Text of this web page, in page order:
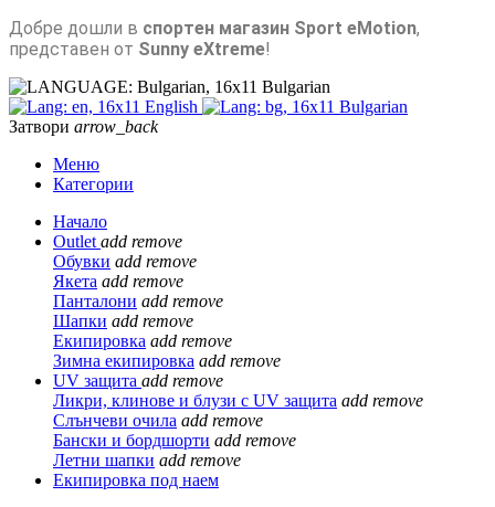
Добре дошли в спортен магазин Sport eMotion,
представен от Sunny eXtreme!
Bulgarian
English
Bulgarian
Затвори arrow_back
Меню
Категории
Начало
Outlet add remove
Обувки add remove
Якета add remove
Панталони add remove
Шапки add remove
Екипировка add remove
Зимна екипировка add remove
UV защита add remove
Ликри, клинове и блузи с UV защита add remove
Слънчеви очила add remove
Бански и бордшорти add remove
Летни шапки add remove
Екипировка под наем